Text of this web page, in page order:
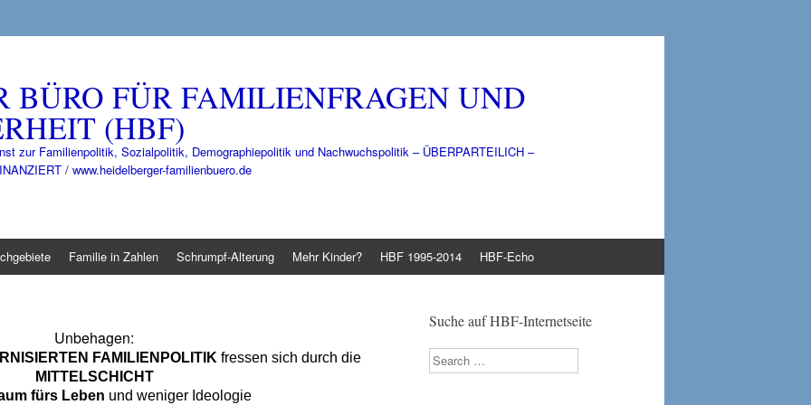
BÜRO FÜR FAMILIENFRAGEN UND
(HBF)
zur Familienpolitik, Sozialpolitik, Demographiepolitik und Nachwuchspolitik – ÜBERPARTEILICH –
/ www.heidelberger-familienbuero.de
Familie in Zahlen Schrumpf-Alterung Mehr Kinder? HBF 1995-2014 HBF-Echo
Unbehagen:
FAMILIENPOLITIK fressen sich durch die
MITTELSCHICHT
fürs Leben und weniger Ideologie
Suche auf HBF-Internetseite
Search